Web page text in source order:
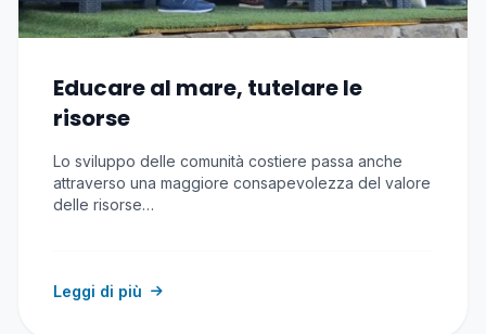
Educare al mare, tutelare le
risorse
Lo sviluppo delle comunità costiere passa anche
attraverso una maggiore consapevolezza del valore
delle risorse…
Leggi di più